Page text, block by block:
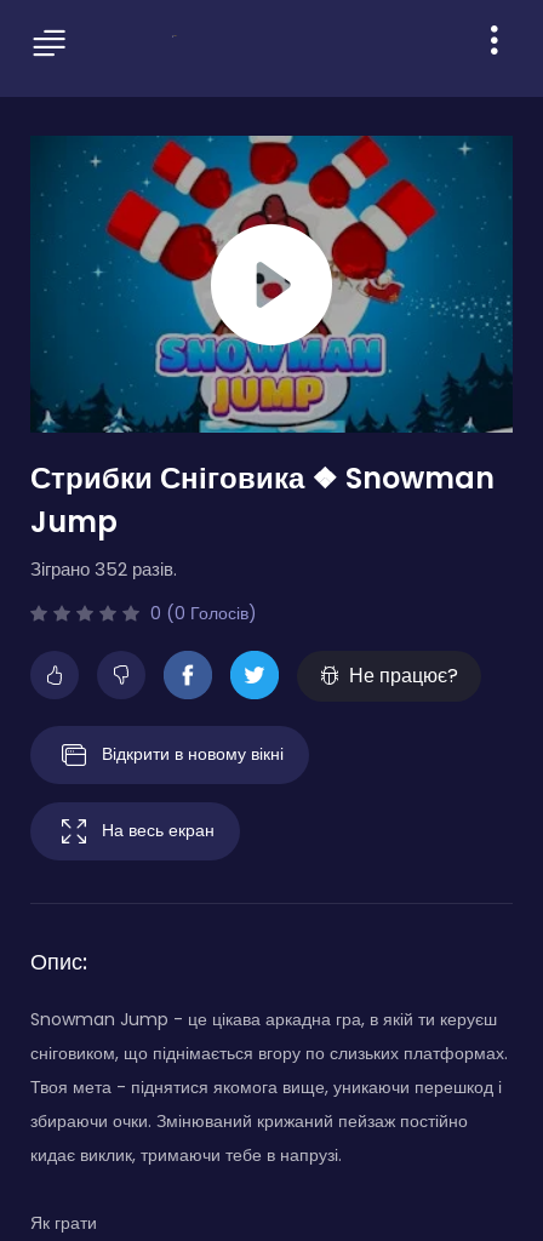
Стрибки Сніговика ❖ Snowman
Jump
Зіграно 352 разів.
0 (0 Голосів)
Не працює?
Відкрити в новому вікні
На весь екран
Опис:
Snowman Jump - це цікава аркадна гра, в якій ти керуєш
сніговиком, що піднімається вгору по слизьких платформах.
Твоя мета - піднятися якомога вище, уникаючи перешкод і
збираючи очки. Змінюваний крижаний пейзаж постійно
кидає виклик, тримаючи тебе в напрузі.
Як грати